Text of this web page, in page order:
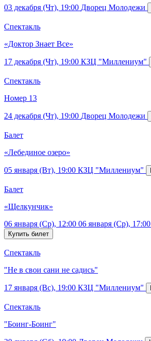
03 декабря (Чт), 19:00 Дворец Молодежи
Спектакль
«Доктор Знает Все»
17 декабря (Чт), 19:00 КЗЦ "Миллениум"
Спектакль
Номер 13
24 декабря (Чт), 19:00 Дворец Молодежи
Балет
«Лебединое озеро»
05 января (Вт), 19:00 КЗЦ "Миллениум"
Балет
«Щелкунчик»
06 января (Ср), 12:00 06 января (Ср), 17:00
Спектакль
"Не в свои сани не садись"
17 января (Вс), 19:00 КЗЦ "Миллениум"
Спектакль
"Боинг-Боинг"